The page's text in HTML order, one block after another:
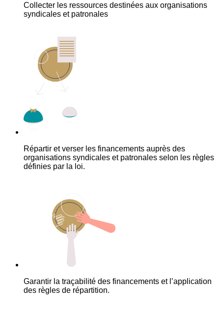
Collecter les ressources destinées aux organisations
syndicales et patronales
Répartir et verser les financements auprès des
organisations syndicales et patronales selon les règles
définies par la loi.
Garantir la traçabilité des financements et l’application
des règles de répartition.